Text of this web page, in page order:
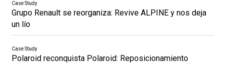
Case Study
Grupo Renault se reorganiza: Revive ALPINE y nos deja
un lío
Case Study
Polaroid reconquista Polaroid: Reposicionamiento